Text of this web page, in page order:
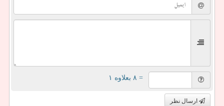
= ۸ بعلاوه ۱
ارسال نظر